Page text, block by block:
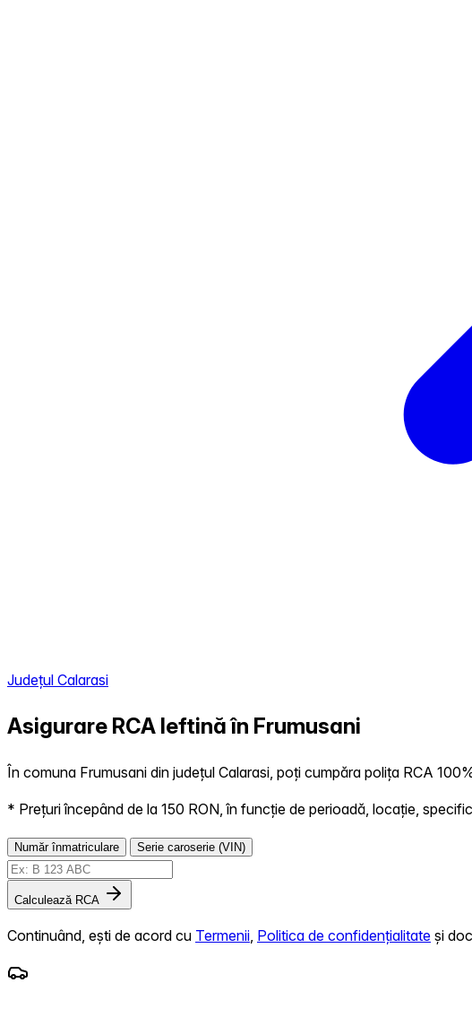
Județul Calarasi
Asigurare RCA Ieftină în Frumusani
În comuna Frumusani din județul Calarasi, poți cumpăra polița RCA
* Prețuri începând de la 150 RON, în funcție de perioadă, locație,
Număr înmatriculare Serie caroserie (VIN)
Calculează RCA
Continuând, ești de acord cu Termenii Politica de confidențialitate și